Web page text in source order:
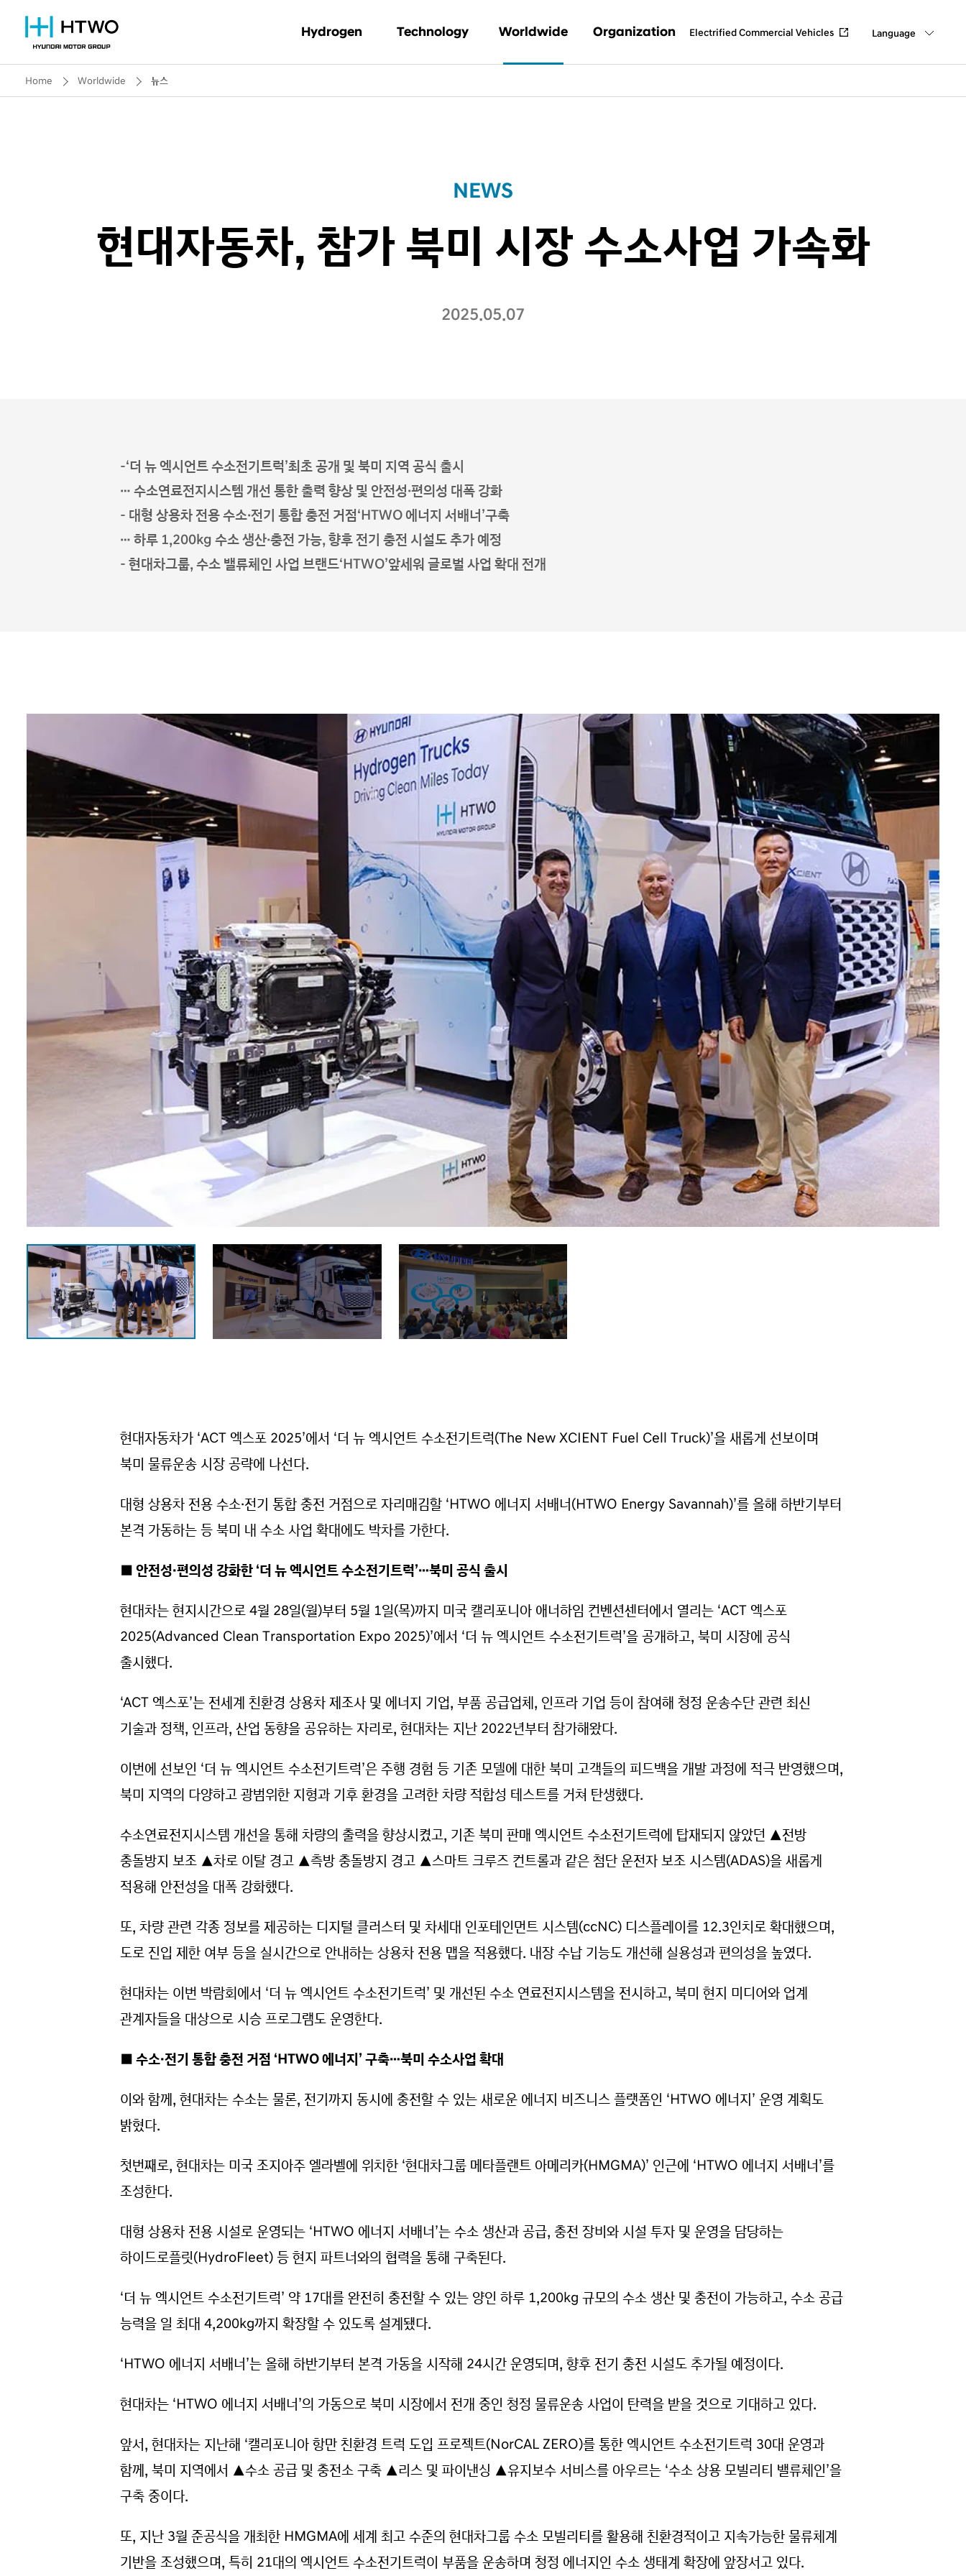
Hydrogen
왜 수소인가
Technology
Waste-to-
수소연료전지 솔루션
Worldwide
뉴스
Organization
글로벌 거점 소개
Electrified Commercial Vehicles Language
Home Worldwide 뉴스
NEWS
현대자동차, 참가 북미 시장 수소사업 가속화
2025.05.07
-‘더 뉴 엑시언트 수소전기트럭’최초 공개 및 북미 지역 공식 출시
… 수소연료전지시스템 개선 통한 출력 향상 및 안전성·편의성 대폭 강화
- 대형 상용차 전용 수소·전기 통합 충전 거점‘HTWO 에너지 서배너’구축
… 하루 1,200kg 수소 생산·충전 가능, 향후 전기 충전 시설도 추가 예정
- 현대차그룹, 수소 밸류체인 사업 브랜드‘HTWO’앞세워 글로벌 사업 확대 전개
현대자동차가 ‘ACT 엑스포 2025’에서 ‘더 뉴 엑시언트 수소전기트럭(The New XCIENT Fuel Cell Truck)’을 새롭게 선보이며
북미 물류운송 시장 공략에 나선다.
대형 상용차 전용 수소·전기 통합 충전 거점으로 자리매김할 ‘HTWO 에너지 서배너(HTWO Energy Savannah)’를 올해 하반기부터
본격 가동하는 등 북미 내 수소 사업 확대에도 박차를 가한다.
■ 안전성·편의성 강화한 ‘더 뉴 엑시언트 수소전기트럭’…북미 공식 출시
현대차는 현지시간으로 4월 28일(월)부터 5월 1일(목)까지 미국 캘리포니아 애너하임 컨벤션센터에서 열리는 ‘ACT 엑스포
2025(Advanced Clean Transportation Expo 2025)’에서 ‘더 뉴 엑시언트 수소전기트럭’을 공개하고, 북미 시장에 공식
출시했다.
‘ACT 엑스포’는 전세계 친환경 상용차 제조사 및 에너지 기업, 부품 공급업체, 인프라 기업 등이 참여해 청정 운송수단 관련 최신
기술과 정책, 인프라, 산업 동향을 공유하는 자리로, 현대차는 지난 2022년부터 참가해왔다.
이번에 선보인 ‘더 뉴 엑시언트 수소전기트럭’은 주행 경험 등 기존 모델에 대한 북미 고객들의 피드백을 개발 과정에 적극 반영했으며,
북미 지역의 다양하고 광범위한 지형과 기후 환경을 고려한 차량 적합성 테스트를 거쳐 탄생했다.
수소연료전지시스템 개선을 통해 차량의 출력을 향상시켰고, 기존 북미 판매 엑시언트 수소전기트럭에 탑재되지 않았던 ▲전방
충돌방지 보조 ▲차로 이탈 경고 ▲측방 충돌방지 경고 ▲스마트 크루즈 컨트롤과 같은 첨단 운전자 보조 시스템(ADAS)을 새롭게
적용해 안전성을 대폭 강화했다.
또, 차량 관련 각종 정보를 제공하는 디지털 클러스터 및 차세대 인포테인먼트 시스템(ccNC) 디스플레이를 12.3인치로 확대했으며,
도로 진입 제한 여부 등을 실시간으로 안내하는 상용차 전용 맵을 적용했다. 내장 수납 기능도 개선해 실용성과 편의성을 높였다.
현대차는 이번 박람회에서 ‘더 뉴 엑시언트 수소전기트럭’ 및 개선된 수소 연료전지시스템을 전시하고, 북미 현지 미디어와 업계
관계자들을 대상으로 시승 프로그램도 운영한다.
■ 수소·전기 통합 충전 거점 ‘HTWO 에너지’ 구축…북미 수소사업 확대
이와 함께, 현대차는 수소는 물론, 전기까지 동시에 충전할 수 있는 새로운 에너지 비즈니스 플랫폼인 ‘HTWO 에너지’ 운영 계획도
밝혔다.
첫번째로, 현대차는 미국 조지아주 엘라벨에 위치한 ‘현대차그룹 메타플랜트 아메리카(HMGMA)’ 인근에 ‘HTWO 에너지 서배너’를
조성한다.
대형 상용차 전용 시설로 운영되는 ‘HTWO 에너지 서배너’는 수소 생산과 공급, 충전 장비와 시설 투자 및 운영을 담당하는
하이드로플릿(HydroFleet) 등 현지 파트너와의 협력을 통해 구축된다.
‘더 뉴 엑시언트 수소전기트럭’ 약 17대를 완전히 충전할 수 있는 양인 하루 1,200kg 규모의 수소 생산 및 충전이 가능하고, 수소 공급
능력을 일 최대 4,200kg까지 확장할 수 있도록 설계됐다.
‘HTWO 에너지 서배너’는 올해 하반기부터 본격 가동을 시작해 24시간 운영되며, 향후 전기 충전 시설도 추가될 예정이다.
현대차는 ‘HTWO 에너지 서배너’의 가동으로 북미 시장에서 전개 중인 청정 물류운송 사업이 탄력을 받을 것으로 기대하고 있다.
앞서, 현대차는 지난해 ‘캘리포니아 항만 친환경 트럭 도입 프로젝트(NorCAL ZERO)를 통한 엑시언트 수소전기트럭 30대 운영과
함께, 북미 지역에서 ▲수소 공급 및 충전소 구축 ▲리스 및 파이낸싱 ▲유지보수 서비스를 아우르는 ‘수소 상용 모빌리티 밸류체인’을
구축 중이다.
또, 지난 3월 준공식을 개최한 HMGMA에 세계 최고 수준의 현대차그룹 수소 모빌리티를 활용해 친환경적이고 지속가능한 물류체계
기반을 조성했으며, 특히 21대의 엑시언트 수소전기트럭이 부품을 운송하며 청정 에너지인 수소 생태계 확장에 앞장서고 있다.